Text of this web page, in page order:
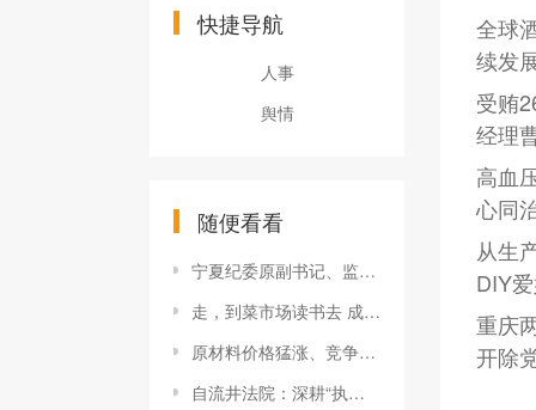
快捷导航
人事
舆情
随便看看
宁夏纪委原副书记、监委原副主任殷学儒一审获刑十一年
走，到菜市场读书去 成都首批30个菜市书屋已建成开放
原材料价格猛涨、竞争对手降价 中国车企如何“突围”？
自流井法院：深耕“执前督促+调解”，让“强制执行”变“主动履行”
全球
续发
受贿
经理
高血
心同
从生
DIY
重庆
开除